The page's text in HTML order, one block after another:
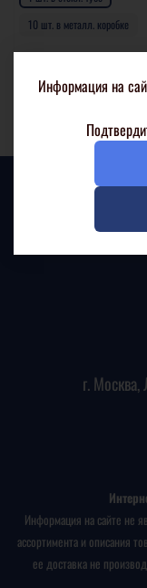
10 шт. в металл. коробке
650 р
Подробнее
г.
Информация на сайте не
ассортимента и описания
ее доставка не
Информация на